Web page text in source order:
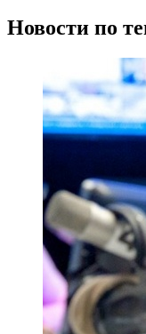
Новости по